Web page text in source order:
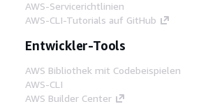
AWS-Servicerichtlinien
AWS-CLI-Tutorials auf GitHub
Entwickler-Tools
AWS Bibliothek mit Codebeispielen
AWS-CLI
AWS Builder Center